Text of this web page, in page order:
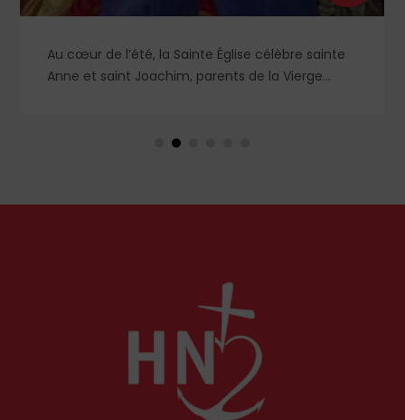
Au cœur de l’été, la Sainte Église célèbre sainte
Anne et saint Joachim, parents de la Vierge
en Orient qu’en Occident, célèbre par sa piété